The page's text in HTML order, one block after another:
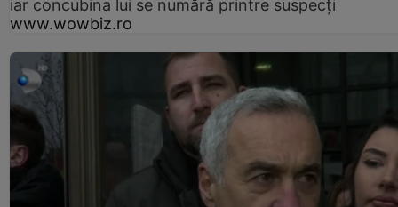
iar concubina lui se numără printre suspecți
www.wowbiz.ro